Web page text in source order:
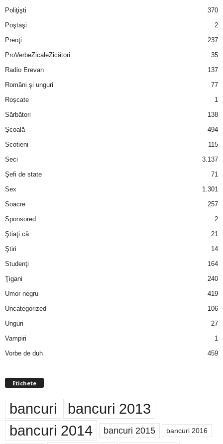
Poliţişti
370
Poştaşi
2
Preoţi
237
ProVerbeZicaleZicători
35
Radio Erevan
137
Români şi unguri
77
Roșcate
1
Sărbători
138
Şcoală
494
Scotieni
115
Seci
3.137
Şefi de state
71
Sex
1.301
Soacre
257
Sponsored
2
Ştiaţi că
21
Ştiri
14
Studenţi
164
Ţigani
240
Umor negru
419
Uncategorized
106
Unguri
27
Vampiri
1
Vorbe de duh
459
Etichete
bancuri bancuri 2013
bancuri 2014 bancuri 2015 bancuri 2016